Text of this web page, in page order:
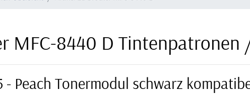
MFC-8440 D Tintenpatronen
- Peach Tonermodul schwarz